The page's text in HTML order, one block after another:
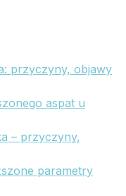
przyczyny, objawy
aspat u
– przyczyny,
parametry